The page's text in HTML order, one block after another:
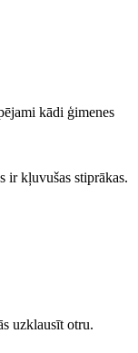
kādi ģimenes
ir kļuvušas stiprākas.
uzklausīt otru.